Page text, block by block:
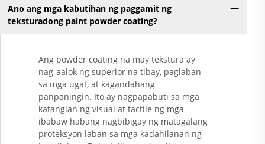
Ano ang mga kabutihan ng paggamit ng
teksturadong paint powder coating?
Ang powder coating na may tekstura ay
nag-aalok ng superior na tibay, paglaban
sa mga ugat, at kagandahang
panpaningin. Ito ay nagpapabuti sa mga
katangian ng visual at tactile ng mga
ibabaw habang nagbibigay ng matagalang
proteksyon laban sa mga kadahilanan ng